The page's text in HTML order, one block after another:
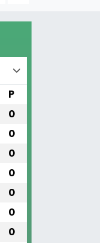
P
0
0
0
0
0
0
0